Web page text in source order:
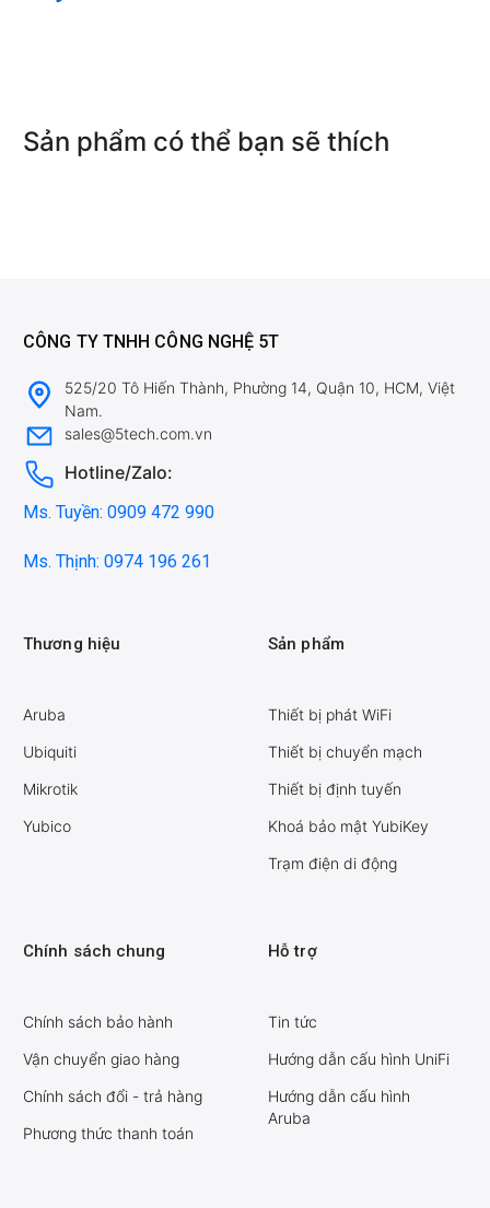
Sản phẩm có thể bạn sẽ thích
CÔNG TY TNHH CÔNG NGHỆ 5T
525/20 Tô Hiến Thành, Phường 14, Quận 10, HCM, Việt
Nam.
sales@5tech.com.vn
Hotline/Zalo:
Ms. Tuyền: 0909 472 990
Ms. Thịnh: 0974 196 261
Thương hiệu
Aruba
Ubiquiti
Mikrotik
Yubico
Sản phẩm
Thiết bị phát WiFi
Thiết bị chuyển mạch
Thiết bị định tuyến
Khoá bảo mật YubiKey
Trạm điện di động
Chính sách chung
Chính sách bảo hành
Vận chuyển giao hàng
Chính sách đổi - trả hàng
Phương thức thanh toán
Hỗ trợ
Tin tức
Hướng dẫn cấu hình UniFi
Hướng dẫn cấu hình
Aruba